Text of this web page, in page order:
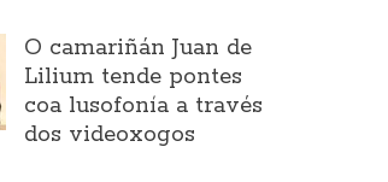
O camariñán Juan de
Lilium tende pontes
coa lusofonía a través
dos videoxogos